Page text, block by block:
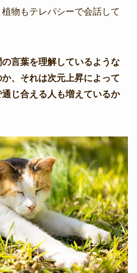
物もテレパシーで会話して
言葉を理解しているような
、それは次元上昇によって
じ合える人も増えているか